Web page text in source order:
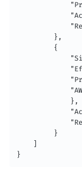
         },
         {
             },
         }
}